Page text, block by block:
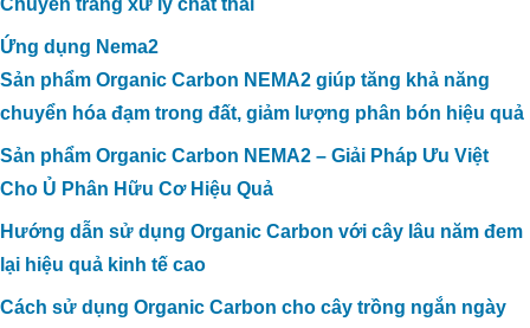
CÔNG NGHỆ CARBON HỮU CƠ XỬ
Chuyên trang xử lý chất thải
Ứng dụng Nema2
Sản phẩm Organic Carbon NEMA2 giúp tăng khả năng
chuyển hóa đạm trong đất, giảm lượng phân bón hiệu quả
Sản phẩm Organic Carbon NEMA2 – Giải Pháp Ưu Việt
Cho Ủ Phân Hữu Cơ Hiệu Quả
Hướng dẫn sử dụng Organic Carbon với cây lâu năm đem
lại hiệu quả kinh tế cao
Cách sử dụng Organic Carbon cho cây trồng ngắn ngày